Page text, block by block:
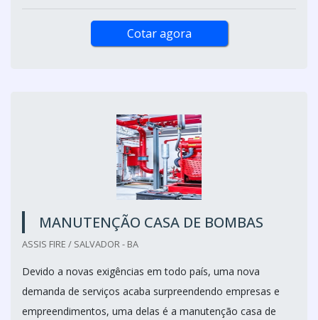
Cotar agora
MANUTENÇÃO CASA DE BOMBAS
ASSIS FIRE / SALVADOR - BA
Devido a novas exigências em todo país, uma nova
demanda de serviços acaba surpreendendo empresas e
empreendimentos, uma delas é a manutenção casa de